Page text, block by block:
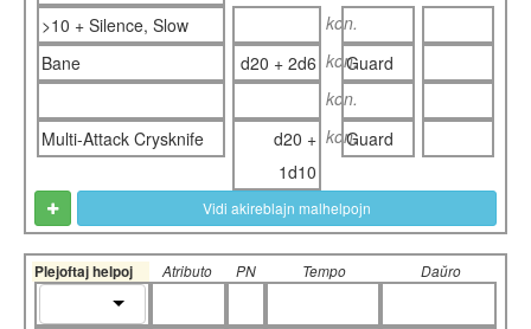
>10 + Silence, Slow
kon.
Bane
d20 + 2d6 kon.Guard
kon.
Multi-Attack Crysknife
d20 +
1d10
kon.Guard
Vidi akireblajn malhelpojn
Plejoftaj helpoj Atributo PN Tempo Daŭro